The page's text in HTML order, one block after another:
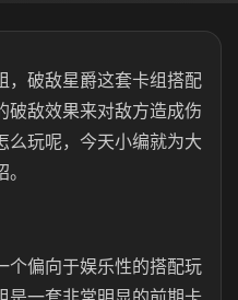
，破敌星爵这套卡组搭配
破敌效果来对敌方造成伤
么玩呢，今天小编就为大
个偏向于娱乐性的搭配玩